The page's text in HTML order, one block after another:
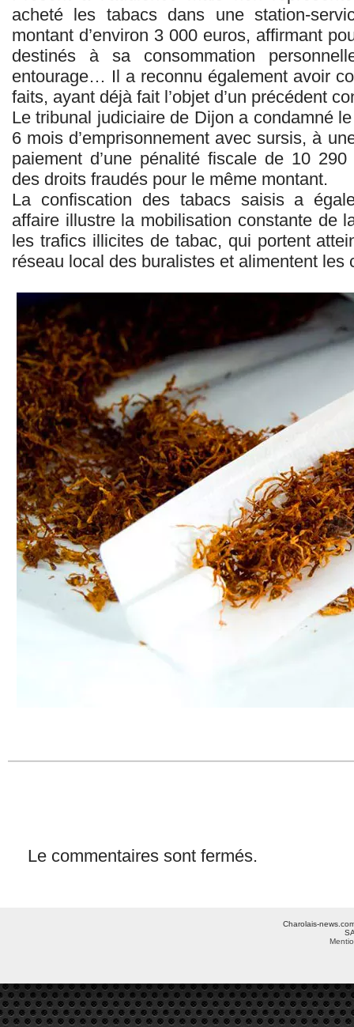
acheté les tabacs dans une station-
montant d’environ 3 000 euros, affirmant
destinés à sa consommation
entourage… Il a reconnu également avoir
faits, ayant déjà fait l’objet d’un précédent
Le tribunal judiciaire de Dijon a condamné
6 mois d’emprisonnement avec sursis, à
paiement d’une pénalité fiscale de 10
des droits fraudés pour le même montant.
La confiscation des tabacs saisis a
affaire illustre la mobilisation constante de
les trafics illicites de tabac, qui portent
réseau local des buralistes et alimentent les
Le commentaires sont fermés.
Charolais-